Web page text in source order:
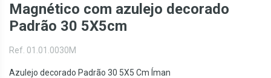
Magnético com azulejo decorado
Padrão 30 5X5cm
Ref. 01.01.0030M
Azulejo decorado Padrão 30 5X5 Cm Íman